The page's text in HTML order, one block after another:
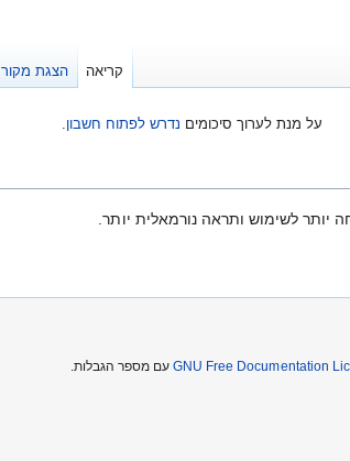
על מנת לערוך סיכומים נדרש לפתוח חשבון.
יותר לשימוש ותראה נורמאלית יותר.
קריאה הצגת מקור
GNU Free Documentationעם מספר הגבלות.